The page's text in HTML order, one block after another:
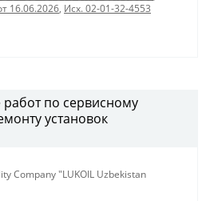
16.06.2026, Исх. 02-01-32-4553
по сервисному
установок
Company "LUKOIL Uzbekistan